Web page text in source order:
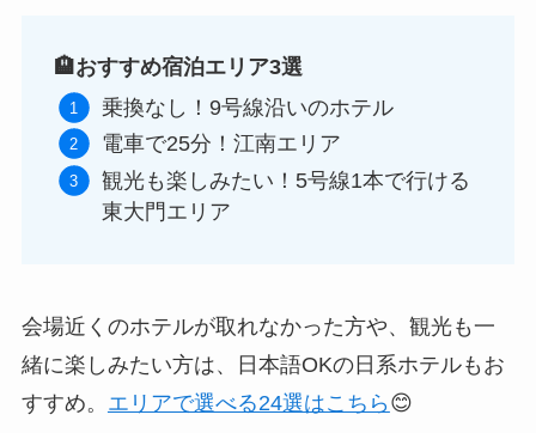
🏨おすすめ宿泊エリア3選
乗換なし！9号線沿いのホテル
電車で25分！江南エリア
観光も楽しみたい！5号線1本で行ける
東大門エリア
会場近くのホテルが取れなかった方や、観光も一
緒に楽しみたい方は、日本語OKの日系ホテルもお
すすめ。 エリアで選べる24選はこちら 😊